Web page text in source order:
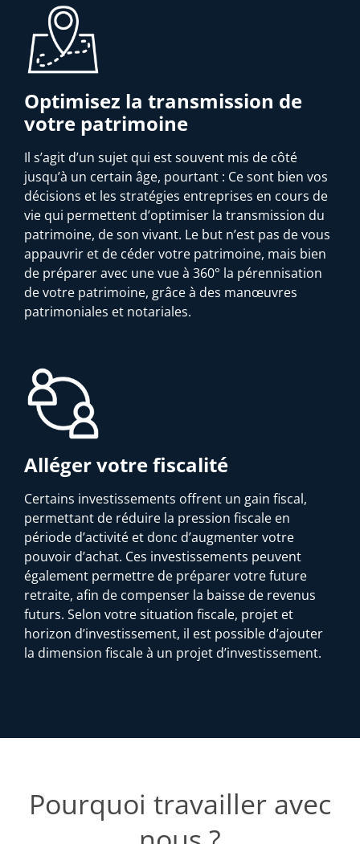
Optimisez la transmission de
votre patrimoine
Il s’agit d’un sujet qui est souvent mis de côté
jusqu’à un certain âge, pourtant : Ce sont bien vos
décisions et les stratégies entreprises en cours de
vie qui permettent d’optimiser la transmission du
patrimoine, de son vivant. Le but n’est pas de vous
appauvrir et de céder votre patrimoine, mais bien
de préparer avec une vue à 360° la pérennisation
de votre patrimoine, grâce à des manœuvres
patrimoniales et notariales.
Alléger votre fiscalité
Certains investissements offrent un gain fiscal,
permettant de réduire la pression fiscale en
période d’activité et donc d’augmenter votre
pouvoir d’achat. Ces investissements peuvent
également permettre de préparer votre future
retraite, afin de compenser la baisse de revenus
futurs. Selon votre situation fiscale, projet et
horizon d’investissement, il est possible d’ajouter
la dimension fiscale à un projet d’investissement.
Pourquoi travailler avec